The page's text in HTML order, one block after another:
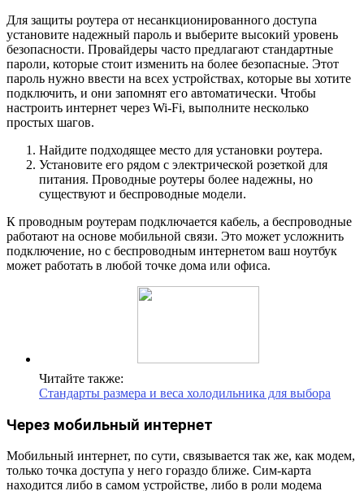
Для защиты роутера от несанкционированного доступа
установите надежный пароль и выберите высокий уровень
безопасности. Провайдеры часто предлагают стандартные
пароли, которые стоит изменить на более безопасные. Этот
пароль нужно ввести на всех устройствах, которые вы хотите
подключить, и они запомнят его автоматически. Чтобы
настроить интернет через Wi-Fi, выполните несколько
простых шагов.
Найдите подходящее место для установки роутера.
Установите его рядом с электрической розеткой для
питания. Проводные роутеры более надежны, но
существуют и беспроводные модели.
К проводным роутерам подключается кабель, а беспроводные
работают на основе мобильной связи. Это может усложнить
подключение, но с беспроводным интернетом ваш ноутбук
может работать в любой точке дома или офиса.
Читайте также:
Стандарты размера и веса холодильника для выбора
Через мобильный интернет
Мобильный интернет, по сути, связывается так же, как модем,
только точка доступа у него гораздо ближе. Сим-карта
находится либо в самом устройстве, либо в роли модема